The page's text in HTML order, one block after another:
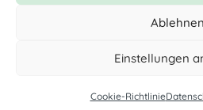
Ablehnen
Einstellungen
Cookie-Richtlinie
Hundehaltervertrag &
Copyright © 2026